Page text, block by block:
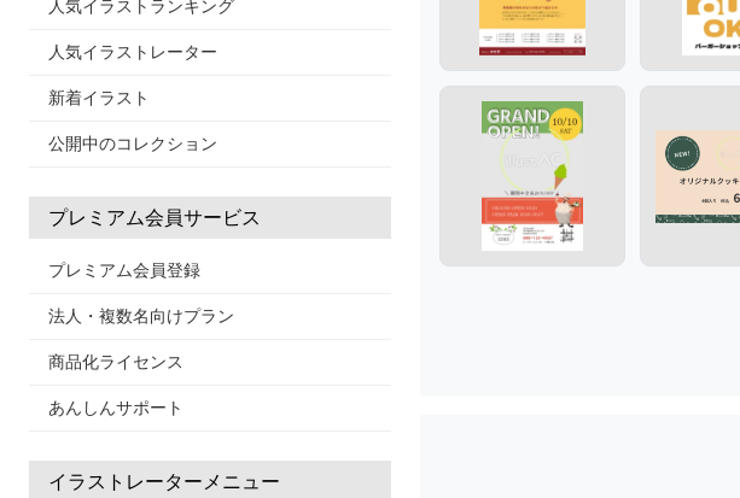
人気イラストランキング
人気イラストレーター
新着イラスト
公開中のコレクション
プレミアム会員サービス
プレミアム会員登録
法人・複数名向けプラン
商品化ライセンス
あんしんサポート
イラストレーターメニュー